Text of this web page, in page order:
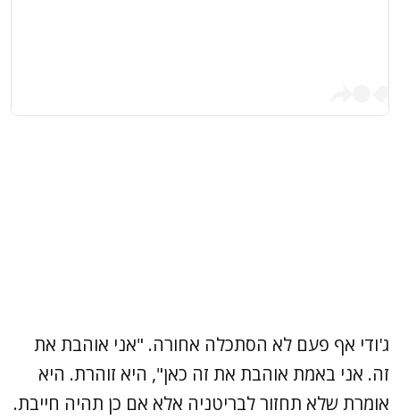
ג'ודי אף פעם לא הסתכלה אחורה. "אני אוהבת את
זה. אני באמת אוהבת את זה כאן", היא זוהרת. היא
אומרת שלא תחזור לבריטניה אלא אם כן תהיה חייבת.